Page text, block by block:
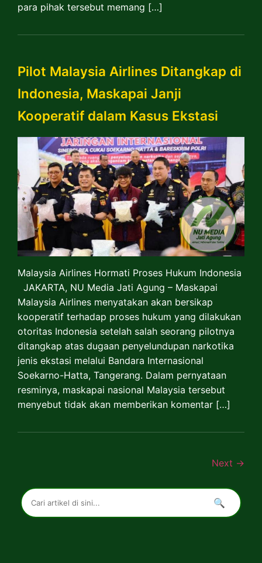
para pihak tersebut memang […]
Pilot Malaysia Airlines Ditangkap di
Indonesia, Maskapai Janji
Kooperatif dalam Kasus Ekstasi
Malaysia Airlines Hormati Proses Hukum Indonesia
JAKARTA, NU Media Jati Agung – Maskapai
Malaysia Airlines menyatakan akan bersikap
kooperatif terhadap proses hukum yang dilakukan
otoritas Indonesia setelah salah seorang pilotnya
ditangkap atas dugaan penyelundupan narkotika
jenis ekstasi melalui Bandara Internasional
Soekarno-Hatta, Tangerang. Dalam pernyataan
resminya, maskapai nasional Malaysia tersebut
menyebut tidak akan memberikan komentar […]
Next →
🔍